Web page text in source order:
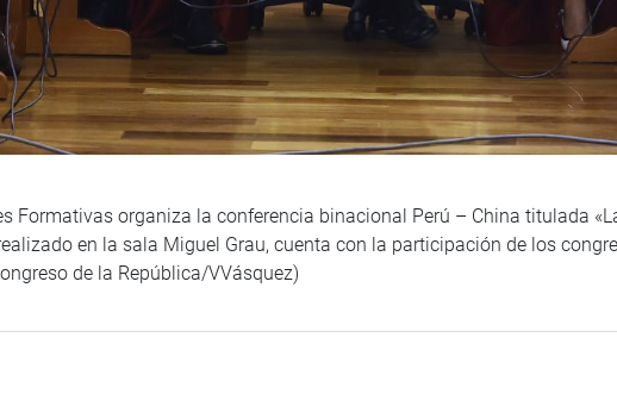
Formativas organiza la conferencia binacional Perú – China titulada
en la sala Miguel Grau, cuenta con la participación de los
de la República/VVásquez)